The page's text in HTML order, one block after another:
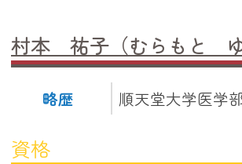
村本 祐子（むらもと ゆ
略歴 順天堂大学医学
資格